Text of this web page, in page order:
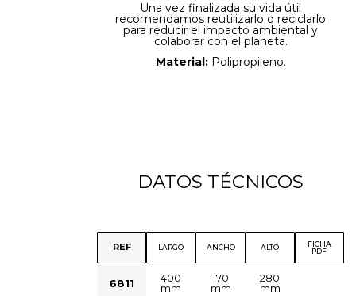
Una vez finalizada su vida útil
recomendamos reutilizarlo o reciclarlo
para reducir el impacto ambiental y
colaborar con el planeta.
Material: Polipropileno.
DATOS TÉCNICOS
REF LARGO ANCHO ALTO
FICHA
PDF
6811
400
mm
170
mm
280
mm